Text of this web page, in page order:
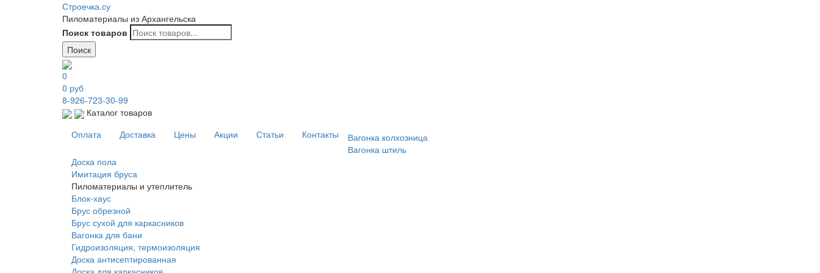
Строечка.су
Пиломатериалы из Архангельска
Поиск товаров
Поиск
0
0 руб
8-926-723-30-99
Каталог товаров
Оплата
Доставка Цены Акции Статьи Контакты
Вагонка колхозница
Вагонка штиль
Доска пола
Имитация бруса
Пиломатериалы и утеплитель
Блок-хаус
Брус обрезной
Брус сухой для каркасников
Вагонка для бани
Гидроизоляция, термоизоляция
Доска антисептированная